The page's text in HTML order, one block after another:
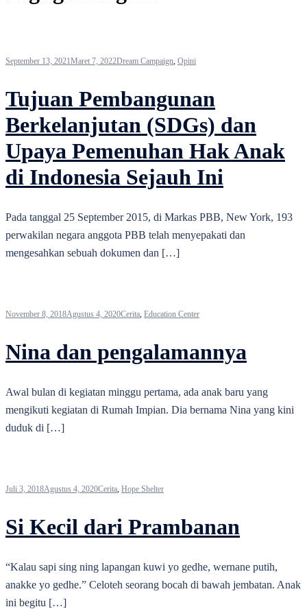
September 13, 2021Maret 7, 2022Dream Campaign Opini
Tujuan Pembangunan
Berkelanjutan (SDGs) dan
Upaya Pemenuhan Hak Anak
di Indonesia Sejauh Ini
Pada tanggal 25 September 2015, di Markas PBB, New York, 193
perwakilan negara anggota PBB telah menyepakati dan
mengesahkan sebuah dokumen dan […]
November 8, 2018Agustus 4, 2020Cerita Education Center
Nina dan pengalamannya
Awal bulan di kegiatan minggu pertama, ada anak baru yang
mengikuti kegiatan di Rumah Impian. Dia bernama Nina yang kini
duduk di […]
Juli 3, 2018Agustus 4, 2020Cerita Hope Shelter
Si Kecil dari Prambanan
“Kalau sapi sing ning lapangan kuwi yo gedhe, wernane putih,
anakke yo gedhe.” Celoteh seorang bocah di bawah jembatan. Anak
ini begitu […]